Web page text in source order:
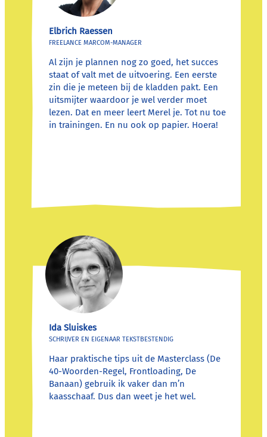
Elbrich Raessen
FREELANCE MARCOM-MANAGER
Al zijn je plannen nog zo goed, het succes
staat of valt met de uitvoering. Een eerste
zin die je meteen bij de kladden pakt. Een
uitsmijter waardoor je wel verder moet
lezen. Dat en meer leert Merel je. Tot nu toe
in trainingen. En nu ook op papier. Hoera!
Ida Sluiskes
SCHRIJVER EN EIGENAAR TEKSTBESTENDIG
Haar praktische tips uit de Masterclass (De
40-Woorden-Regel, Frontloading, De
Banaan) gebruik ik vaker dan m’n
kaasschaaf. Dus dan weet je het wel.